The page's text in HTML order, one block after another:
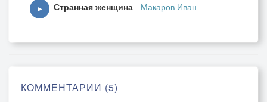
▶ Странная женщина - Макаров Иван
КОММЕНТАРИИ (5)